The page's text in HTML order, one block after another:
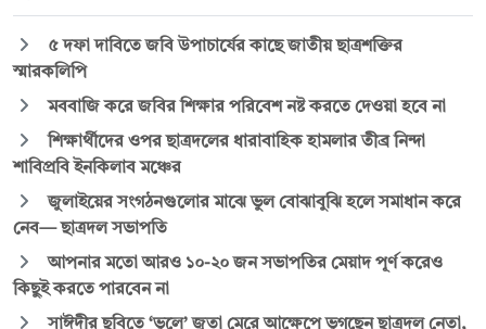
৫ দফা দাবিতে জবি উপাচার্যের কাছে জাতীয় ছাত্রশক্তির
স্মারকলিপি
মববাজি করে জবির শিক্ষার পরিবেশ নষ্ট করতে দেওয়া হবে না
শিক্ষার্থীদের ওপর ছাত্রদলের ধারাবাহিক হামলার তীব্র নিন্দা
শাবিপ্রবি ইনকিলাব মঞ্চের
জুলাইয়ের সংগঠনগুলোর মাঝে ভুল বোঝাবুঝি হলে সমাধান করে
নেব— ছাত্রদল সভাপতি
আপনার মতো আরও ১০-২০ জন সভাপতির মেয়াদ পূর্ণ করেও
কিছুই করতে পারবেন না
সাঈদীর ছবিতে ‘ভুলে’ জুতা মেরে আক্ষেপে ভুগছেন ছাত্রদল নেতা,